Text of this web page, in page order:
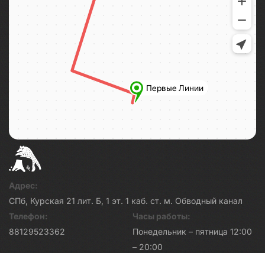
Адрес:
СПб, Курская 21 лит. Б, 1 эт. 1 каб. ст. м. Обводный канал
Телефон:
88129523362
Часы работы:
Понедельник – пятница 12:00
– 20:00